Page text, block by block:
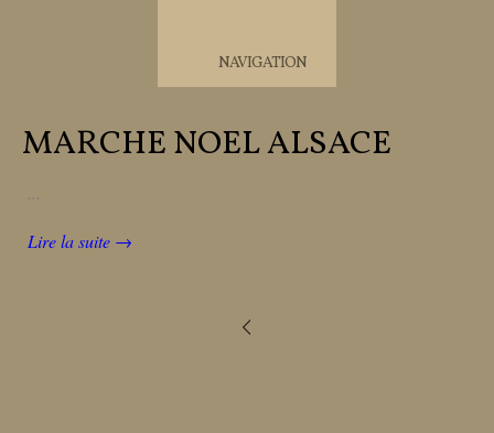
NAVIGATION
MARCHE NOEL ALSACE
...
Lire la suite →